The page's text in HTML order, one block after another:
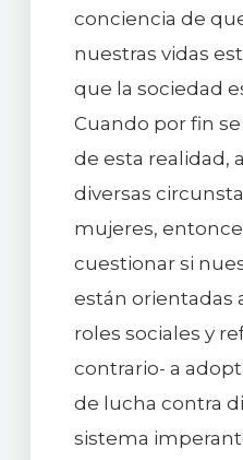
conciencia de
nuestras vidas
que la sociedad
Cuando por fin
de esta realidad,
diversas
mujeres,
cuestionar si
están orientadas
roles sociales y
contrario- a
de lucha contra
sistema